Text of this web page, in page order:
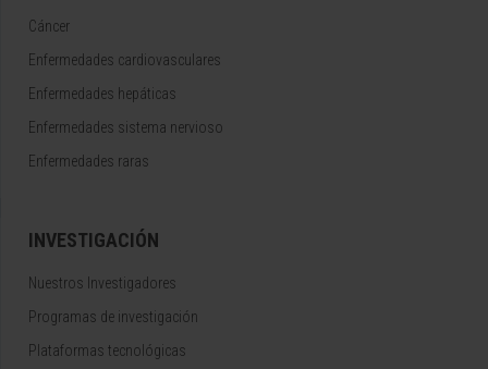
Cáncer
Enfermedades cardiovasculares
Enfermedades hepáticas
Enfermedades sistema nervioso
Enfermedades raras
INVESTIGACIÓN
Nuestros Investigadores
Programas de investigación
Plataformas tecnológicas